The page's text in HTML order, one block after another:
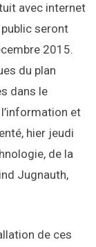
avec internet
seront
2015.
du plan
dans le
et
hier jeudi
de la
Jugnauth,
de ces